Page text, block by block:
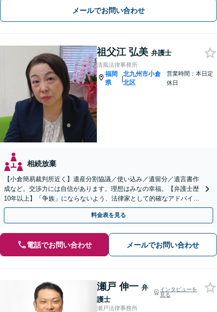
メールでお問い合わせ
祖父江 弘美 弁護士
清風法律事務所
福岡
県
|
北九州市小倉
北区
営業時間：本日定
休日
相続放棄
【小倉簡易裁判所近く】遺産分割協議／使い込み／遺留分／遺言書作
成など。交渉力には自信があります。理想はみなの幸福。【弁護士歴
10年以上】「争族」にならないよう、法律家として的確なアドバイス
をいたします【最短即日対応OK】
料金表を見る
電話でお問い合わせ メールでお問い合わせ
瀬戸 伸一 弁
護士
インタビューを
見る
瀬戸法律事務所